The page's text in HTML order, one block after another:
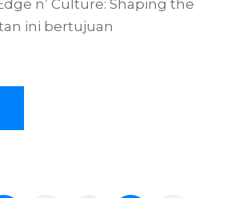
n’ Culture: Shaping the
ini bertujuan